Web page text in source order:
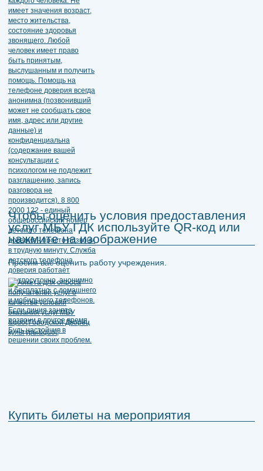
Чтобы оценить условия предоставления
услуг МБУ ГДК используйте QR-код или
нажмите на изображение
Просим вас оценить работу учреждения.
Купить билеты на мероприятия